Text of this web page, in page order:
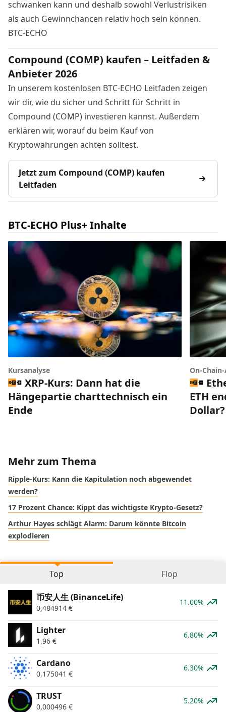
schwanken kann und deshalb sowohl Verlustrisiken
als auch Gewinnchancen relativ hoch sein können.
BTC-ECHO
Compound (COMP) kaufen – Leitfaden &
Anbieter 2026
In unserem kostenlosen BTC-ECHO Leitfaden zeigen
wir dir, wie du sicher und Schritt für Schritt in
Compound (COMP) investieren kannst. Außerdem
erklären wir, worauf du beim Kauf von
Kryptowährungen achten solltest.
Jetzt zum Compound (COMP) kaufen
Leitfaden
BTC-ECHO Plus+ Inhalte
Kursanalyse
XRP-Kurs: Dann hat die
Hängepartie charttechnisch ein
Ende
On-
ETH
Dollar?
Mehr zum Thema
Ripple-Kurs: Kann die Kapitulation noch abgewendet
werden?
17 Prozent Chance: Kippt das wichtigste Krypto-Gesetz?
Arthur Hayes schlägt Alarm: Darum könnte Bitcoin
explodieren
Top Flop
币安人生 (BinanceLife)
0,484914 €
11.00%
Lighter
1,96 €
6.80%
Cardano
0,175041 €
6.30%
TRUST
0,000496 €
5.20%